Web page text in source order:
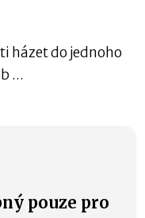
házet do jednoho
...
pouze pro